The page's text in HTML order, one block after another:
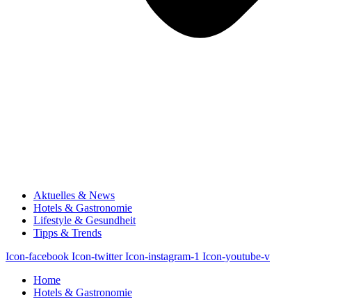
Aktuelles & News
Hotels & Gastronomie
Lifestyle & Gesundheit
Tipps & Trends
Icon-facebook Icon-twitter Icon-instagram-1 Icon-youtube-v
Home
Hotels & Gastronomie